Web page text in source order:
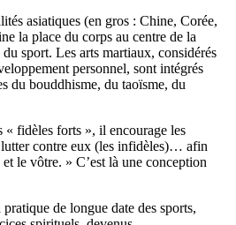
asiatiques (en gros : Chine, Corée,
la place du corps au centre de la
sport. Les arts martiaux, considérés
personnel, sont intégrés
du bouddhisme, du taoïsme, du
« fidèles forts », il encourage les
contre eux (les infidèles)… afin
le vôtre. » C’est là une conception
de longue date des sports,